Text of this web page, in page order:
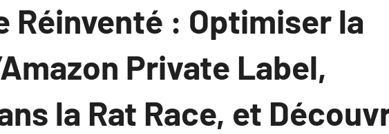
Réinventé : Optimiser la
Private Label,
la Rat Race, et